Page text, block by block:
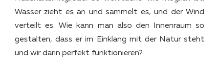
Wasser zieht es an und sammelt es, und der Wind
verteilt es. Wie kann man also den Innenraum so
gestalten, dass er im Einklang mit der Natur steht
und wir darin perfekt funktionieren?